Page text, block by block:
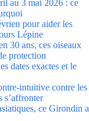
au 3 mai 2026 : ce
pour aider les
Lépine
30 ans, ces oiseaux
protection
dates exactes et le
intuitive contre les
s’affronter
ce Girondin a